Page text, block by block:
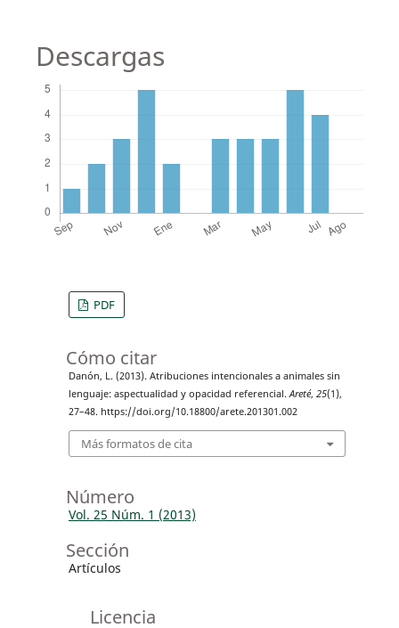
Descargas
PDF
Cómo citar
Danón, L. (2013). Atribuciones intencionales a animales sin
lenguaje: aspectualidad y opacidad referencial.Areté, 25(1),
27–48. https://doi.org/10.18800/arete.201301.002
Más formatos de cita
Número
Vol. 25 Núm. 1 (2013)
Sección
Artículos
Licencia